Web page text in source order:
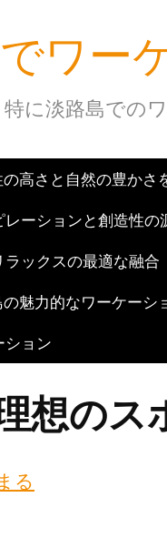
ワー
に淡路島での
高さと自然の豊かさ
ーションと創造性の
ックスの最適な融合
魅力的なワーケーシ
ション
想のス
る